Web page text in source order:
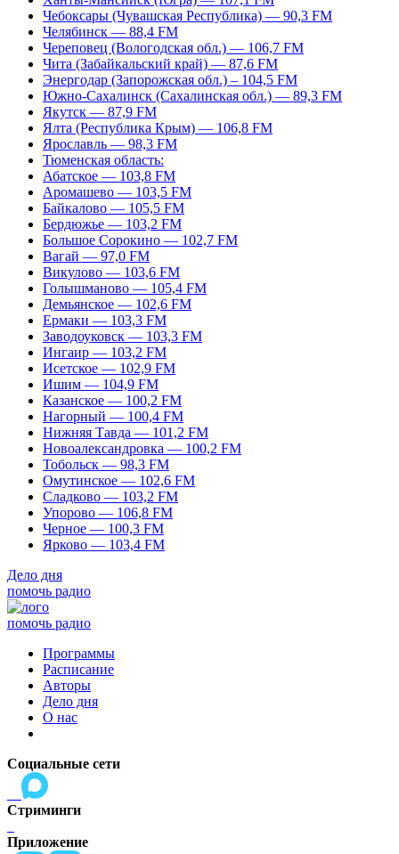
Чебоксары (Чувашская Республика) — 90,3 FM
Челябинск — 88,4 FM
Череповец (Вологодская обл.) — 106,7 FM
Чита (Забайкальский край) — 87,6 FM
Энергодар (Запорожская обл.) – 104,5 FM
Южно-Сахалинск (Сахалинская обл.) — 89,3 FM
Якутск — 87,9 FM
Ялта (Республика Крым) — 106,8 FM
Ярославль — 98,3 FM
Тюменская область:
Абатское — 103,8 FM
Аромашево — 103,5 FM
Байкалово — 105,5 FM
Бердюжье — 103,2 FM
Большое Сорокино — 102,7 FM
Вагай — 97,0 FM
Викулово — 103,6 FM
Голышманово — 105,4 FM
Демьянское — 102,6 FM
Ермаки — 103,3 FM
Заводоуковск — 103,3 FM
Ингаир — 103,2 FM
Исетское — 102,9 FM
Ишим — 104,9 FM
Казанское — 100,2 FM
Нагорный — 100,4 FM
Нижняя Тавда — 101,2 FM
Новоалександровка — 100,2 FM
Тобольск — 98,3 FM
Омутинское — 102,6 FM
Сладково — 103,2 FM
Упорово — 106,8 FM
Черное — 100,3 FM
Ярково — 103,4 FM
Дело дня
помочь радио
помочь радио
Программы
Расписание
Авторы
Дело дня
О нас
Социальные сети
Стриминги
Приложение